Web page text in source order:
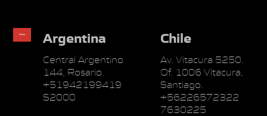
Argentina
Central Argentino
144, Rosario.
+51942199419
S2000
Chile
Av. Vitacura 5250.
Of. 1006 Vitacura,
Santiago.
+56226572322
7630225